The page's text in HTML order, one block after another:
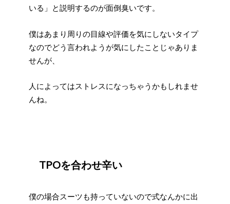
いる」と説明するのが面倒臭いです。
僕はあまり周りの目線や評価を気にしないタイプ
なのでどう言われようが気にしたことじゃありま
せんが、
人によってはストレスになっちゃうかもしれませ
んね。
TPOを合わせ辛い
僕の場合スーツも持っていないので式なんかに出